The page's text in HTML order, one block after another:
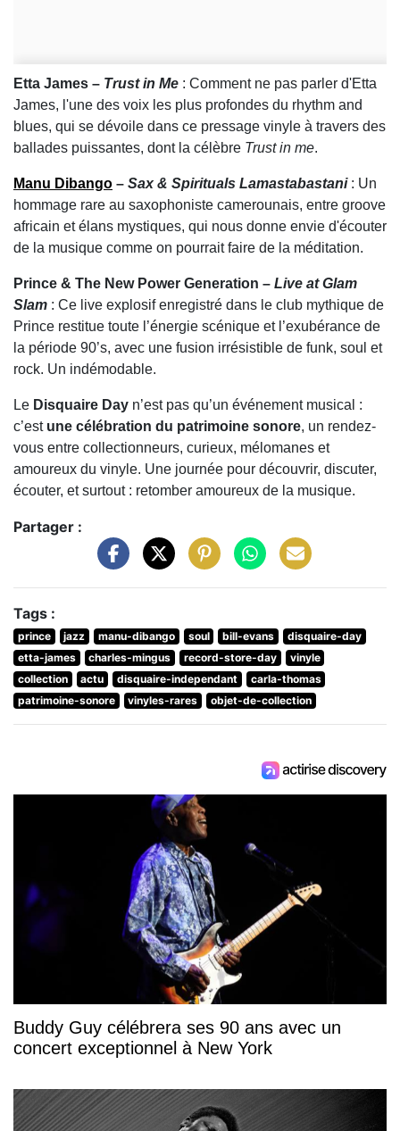
Etta James – Trust in Me : Comment ne pas parler d'Etta
James, l'une des voix les plus profondes du rhythm and
blues, qui se dévoile dans ce pressage vinyle à travers des
ballades puissantes, dont la célèbre Trust in me.
Manu Dibango – Sax & Spirituals Lamastabastani: Un
hommage rare au saxophoniste camerounais, entre groove
africain et élans mystiques, qui nous donne envie d'écouter
de la musique comme on pourrait faire de la méditation.
Prince & The New Power Generation – Live at Glam
Slam : Ce live explosif enregistré dans le club mythique de
Prince restitue toute l’énergie scénique et l’exubérance de
la période 90’s, avec une fusion irrésistible de funk, soul et
rock. Un indémodable.
Le Disquaire Day n’est pas qu’un événement musical :
c’est une célébration du patrimoine sonore, un rendez-
vous entre collectionneurs, curieux, mélomanes et
amoureux du vinyle. Une journée pour découvrir, discuter,
écouter, et surtout : retomber amoureux de la musique.
Partager :
Tags :
prince jazz manu-dibango soul bill-evans
disquaire-day
etta-james
charles-mingus record-store-day
vinyle
collection
actu disquaire-independant
carla-thomas
patrimoine-sonore
vinyles-rares objet-de-collection
Buddy Guy célébrera ses 90 ans avec un
concert exceptionnel à New York